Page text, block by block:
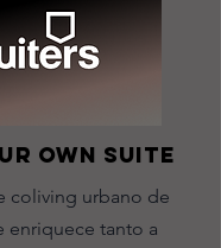
own suite
coliving urbano de
enriquece tanto a